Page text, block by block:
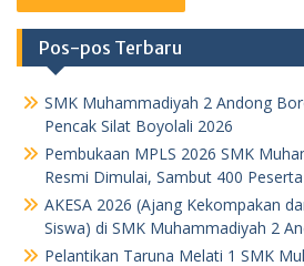
Pos-pos Terbaru
SMK Muhammadiyah 2 Andong
Pencak Silat Boyolali 2026
Pembukaan MPLS 2026 SMK
Resmi Dimulai, Sambut 400
AKESA 2026 (Ajang Kekompakan
Siswa) di SMK Muhammadiyah 2
Pelantikan Taruna Melati 1 SMK